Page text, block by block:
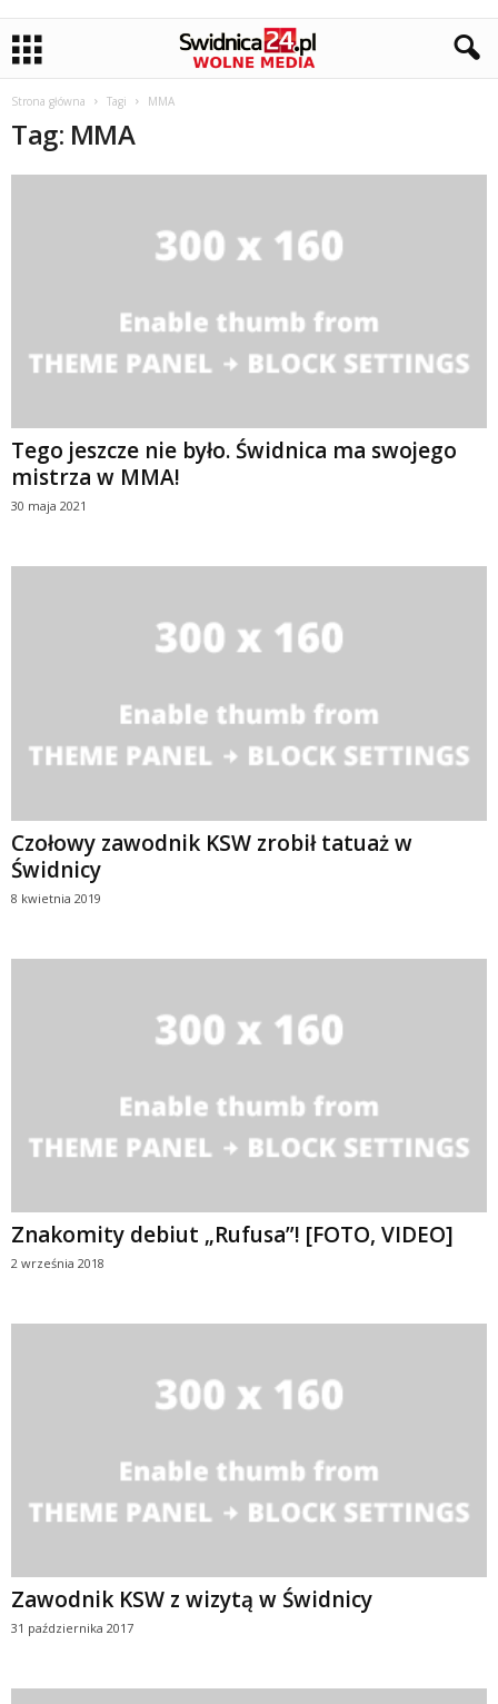
Strona główna Tagi MMA
Tag: MMA
Tego jeszcze nie było. Świdnica ma swojego
mistrza w MMA!
30 maja 2021
Czołowy zawodnik KSW zrobił tatuaż w
Świdnicy
8 kwietnia 2019
Znakomity debiut „Rufusa”! [FOTO, VIDEO]
2 września 2018
Zawodnik KSW z wizytą w Świdnicy
31 października 2017